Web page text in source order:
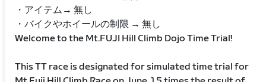
・アイテム→ 無し
・バイクやホイールの制限 → 無し
Welcome to the Mt.FUJI Hill Climb Dojo Time Trial!
This TT race is designated for simulated time trial for